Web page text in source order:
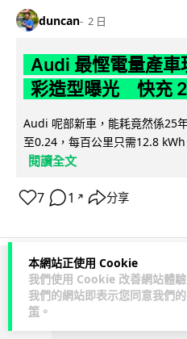
本網站正使用 Cookie
我們使用 Cookie 改善網站體
我們的網站即表示您同意我們的
策 。
duncan 2 日
Audi 最慳電量產
彩造型曝光 快充
Audi 呢部新車，能耗竟然係25
至0.24，每百公里只需12.8
閱讀全文
7 1 ↗ 分享
ADVERTISEMENT